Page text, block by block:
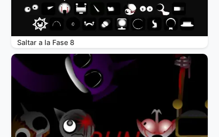
Saltar a la Fase 8